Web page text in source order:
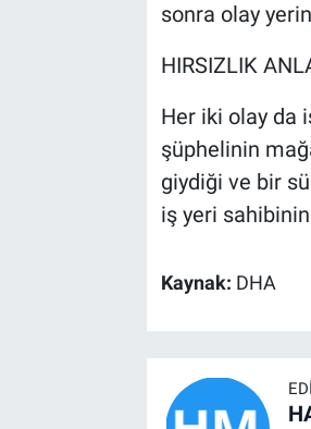
sonra olay
HIRSIZLIK
Her iki olay da
şüphelinin
giydiği ve bir
iş yeri
Kaynak: DHA